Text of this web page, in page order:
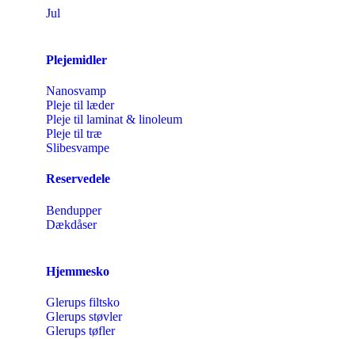
Jul
Plejemidler
Nanosvamp
Pleje til læder
Pleje til laminat & linoleum
Pleje til træ
Slibesvampe
Reservedele
Bendupper
Dækdåser
Hjemmesko
Glerups filtsko
Glerups støvler
Glerups tøfler